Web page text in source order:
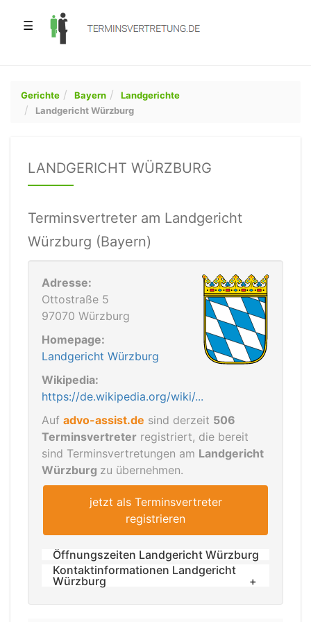
☰
Gerichte Bayern
Landgerichte
Landgericht Würzburg
LANDGERICHT WÜRZBURG
Terminsvertreter am Landgericht
Würzburg (Bayern)
Adresse:
Ottostraße 5
97070 Würzburg
Homepage:
Landgericht Würzburg
Wikipedia:
https://de.wikipedia.org/wiki/...
Auf advo-assist.de sind derzeit 506
Terminsvertreter registriert, die bereit
sind Terminsvertretungen am Landgericht
Würzburg zu übernehmen.
jetzt als Terminsvertreter
registrieren
Öffnungszeiten Landgericht Würzburg
Öffnungszeiten
Montag bis Donnerstag: 7:15 Uhr bis
16:00 Uhr
Kontaktinformationen Landgericht
Würzburg